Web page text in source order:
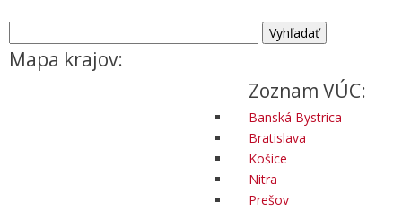
Mapa krajov:
Zoznam VÚC:
Banská Bystrica
Bratislava
Košice
Nitra
Prešov